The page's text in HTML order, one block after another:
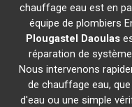
chauffage eau est en
équipe de plombiers
Plougastel Daoulas
réparation de
Nous intervenons
de chauffage eau,
d'eau ou une simple